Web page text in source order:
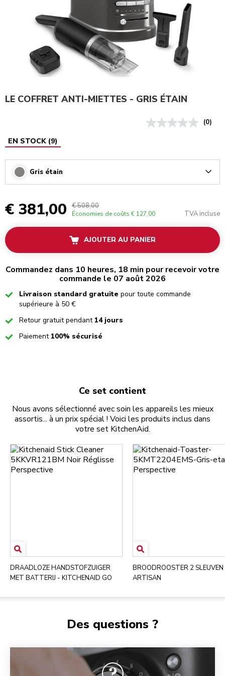
LE COFFRET ANTI-MIETTES - GRIS ÉTAIN
(0)
EN STOCK (9)
Gris étain
€ 381,00 € 508,00
Économies de coûts € 127,00 TVA incluse
AJOUTER AU PANIER
Commandez dans 10 heures, 18 min pour recevoir votre
commande le 07 août 2026
CheckedLivraison standard gratuite pour toute commande
supérieure à 50 €
CheckedRetour gratuit pendant 14 jours
CheckedPaiement 100% sécurisé
Ce set contient
Nous avons sélectionné avec soin les appareils les mieux
assortis... à un prix spécial ! Voici les produits inclus dans
votre set KitchenAid.
DRAADLOZE HANDSTOFZUIGER
MET BATTERIJ - KITCHENAID GO
BROODROOSTER 2
ARTISAN
Des questions ?